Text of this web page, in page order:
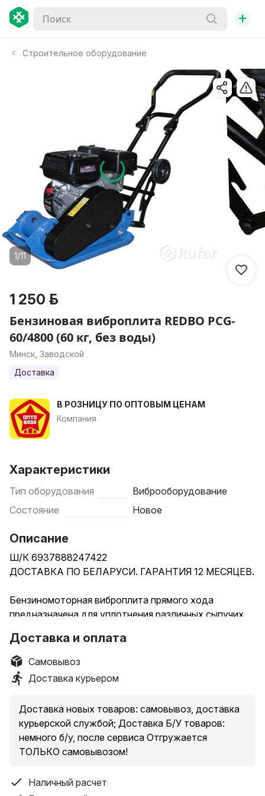
+
Строительное оборудование
1/11
1 250 р.
Бензиновая виброплита REDBO PCG-
60/4800 (60 кг, без воды)
Минск, Заводской
Доставка
В РОЗНИЦУ ПО ОПТОВЫМ ЦЕНАМ
Компания
Характеристики
Тип оборудования
Виброоборудование
Состояние
Новое
Описание
Ш/К 6937888247422
ДОСТАВКА ПО БЕЛАРУСИ. ГАРАНТИЯ 12 МЕСЯЦЕВ.
Бензиномоторная виброплита прямого хода
предназначена для уплотнения различных сыпучих
при проведении дорожно-строительных, ремонтных
и прочих работ на ограниченном пространстве.
Виброплита оказывает воздействие на рыхлый грунт
или иные материалы для повышения их плотности и
для небольших работ по ремонту и обслуживанию.
При работе виброплиты, частицы грунта
уплотняются, что повышает несущую способность,
снижает просачивание воды, предотвращает
и предотвращает повреждения от мороза.
Доставка и оплата
Самовывоз
Доставка курьером
Доставка новых товаров: самовывоз, доставка
курьерской службой; Доставка Б/У товаров:
немного б/у, после сервиса Отгружается
ТОЛЬКО самовывозом!
Наличный расчет